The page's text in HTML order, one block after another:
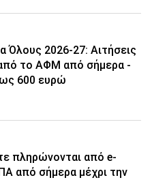
Όλους 2026-27: Αιτήσεις
το ΑΦΜ από σήμερα -
600 ευρώ
πληρώνονται από e-
από σήμερα μέχρι την